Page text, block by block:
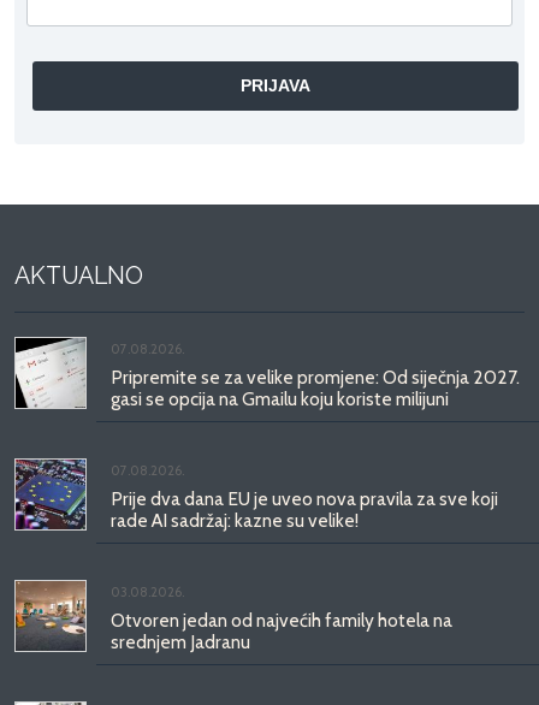
AKTUALNO
07.08.2026.
Pripremite se za velike promjene: Od siječnja 2027.
gasi se opcija na Gmailu koju koriste milijuni
07.08.2026.
Prije dva dana EU je uveo nova pravila za sve koji
rade AI sadržaj: kazne su velike!
03.08.2026.
Otvoren jedan od najvećih family hotela na
srednjem Jadranu